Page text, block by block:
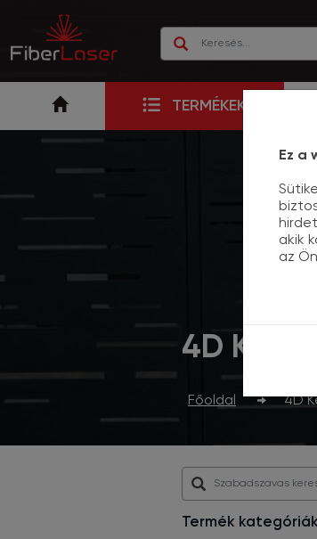
TERMÉKEK
4D
Főoldal 4D
Termék kategóriák
Ez a
akik
az